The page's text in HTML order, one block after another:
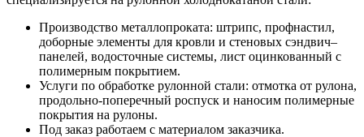
Производство металлопроката: штрипс, профнастил,
доборные элементы для кровли и стеновых сэндвич–
панелей, водосточные системы, лист оцинкованный с
полимерным покрытием.
Услуги по обработке рулонной стали: отмотка от рулона,
продольно-поперечный роспуск и наносим полимерные
покрытия на рулоны.
Под заказ работаем с материалом заказчика.